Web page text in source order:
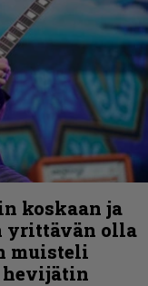
koskaan ja
yrittävän olla
muisteli
hevijätin